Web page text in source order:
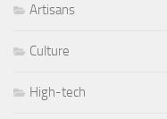
Artisans
Culture
High-tech